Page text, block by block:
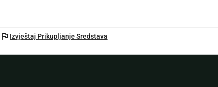
flag Izvještaj Prikupljanje Sredstava